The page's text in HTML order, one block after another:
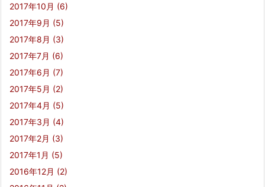
2017年10月 (6)
2017年9月 (5)
2017年8月 (3)
2017年7月 (6)
2017年6月 (7)
2017年5月 (2)
2017年4月 (5)
2017年3月 (4)
2017年2月 (3)
2017年1月 (5)
2016年12月 (2)